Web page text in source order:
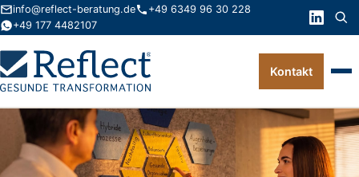
info@reflect-beratung.de
+49 6349 96 30 228
+49 177 4482107
Leistungen
Produkte
Kontakt